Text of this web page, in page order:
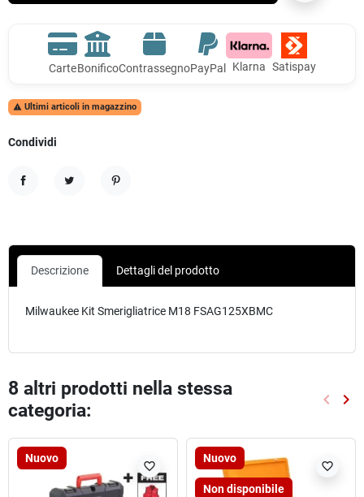
CarteBonificoContrassegnoPayPal Klarna Satispay
 Ultimi articoli in magazzino
Condividi
Descrizione Dettagli del prodotto
Milwaukee Kit Smerigliatrice M18 FSAG125XBMC
8 altri prodotti nella stessa
categoria:
keyboard_arrow_left keyboard_arrow_right
Nuovo
favorite_border
Nuovo
Non disponibile
favorite_border